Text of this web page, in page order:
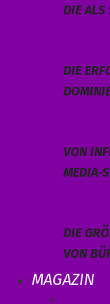
IE ALS
DIE
VON
MEDIA-
DIE
ON
MAGAZIN